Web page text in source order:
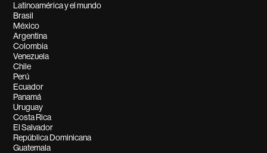
Latinoamérica y el mundo
Brasil
México
Argentina
Colombia
Venezuela
Chile
Perú
Ecuador
Panamá
Uruguay
Costa Rica
El Salvador
República Dominicana
Guatemala